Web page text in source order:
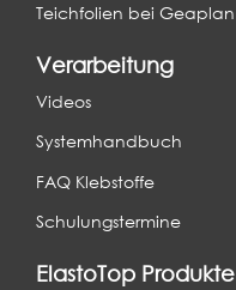
Teichfolien bei Geaplan
Verarbeitung
Videos
Systemhandbuch
FAQ Klebstoffe
Schulungstermine
ElastoTop Produkte